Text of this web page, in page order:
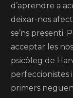
d’aprendre a
deixar-nos
se’ns presenti.
acceptar les
psicòleg de
perfeccionistes
primers